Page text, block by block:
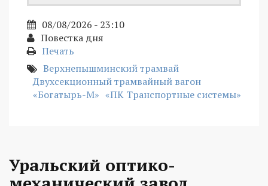
08/08/2026 - 23:10
Повестка дня
Печать
Верхнепышминский трамвай
Двухсекционный трамвайный вагон
«Богатырь-М» «ПК Транспортные системы»
Уральский оптико-